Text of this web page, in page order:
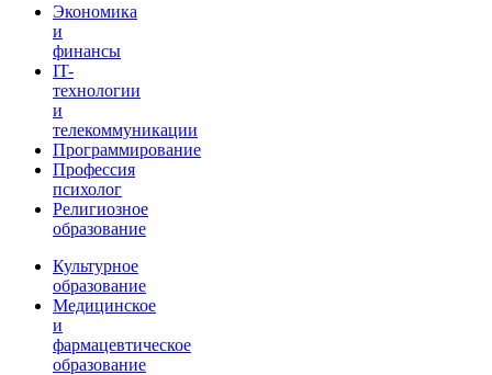
Экономика
и
финансы
IT-
технологии
и
телекоммуникации
Программирование
Профессия
психолог
Религиозное
образование
Культурное
образование
Медицинское
и
фармацевтическое
образование